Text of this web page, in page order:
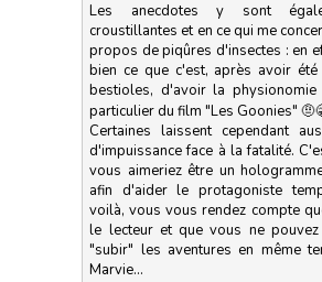
Les anecdotes y sont
croustillantes et en ce qui me
propos de piqûres d'insectes : en
bien ce que c'est, après avoir
bestioles, d'avoir la
particulier du film "Les Goonies"
Certaines laissent cependant
d'impuissance face à la fatalité.
vous aimeriez être un
afin d'aider le protagoniste
voilà, vous vous rendez compte
le lecteur et que vous ne
"subir" les aventures en même
Marvie...